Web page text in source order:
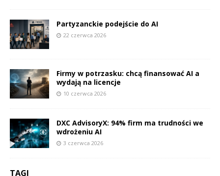
Partyzanckie podejście do AI
22 czerwca 2026
Firmy w potrzasku: chcą finansować AI a
wydają na licencje
10 czerwca 2026
DXC AdvisoryX: 94% firm ma trudności we
wdrożeniu AI
3 czerwca 2026
TAGI